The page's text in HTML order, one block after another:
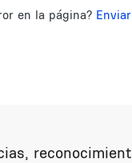
en la página?